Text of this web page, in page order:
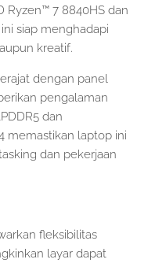
Ryzen™ 7 8840HS dan
siap menghadapi
kreatif.
dengan panel
pengalaman
dan
memastikan laptop ini
dan pekerjaan
fleksibilitas
layar dapat